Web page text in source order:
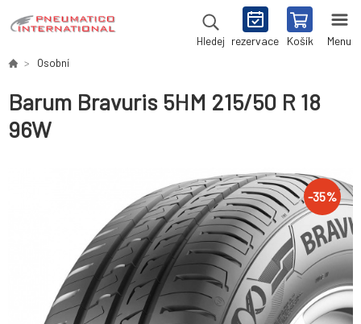
Hledej rezervace Košík Menu
Osobní
Barum Bravuris 5HM 215/50 R 18
96W
-35%